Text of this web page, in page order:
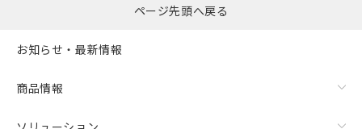
ページ先頭へ戻る
お知らせ・最新情報
商品情報